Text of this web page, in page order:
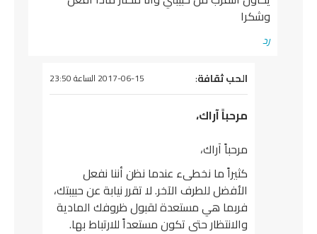
وشكرا
رد
يقول
الحب ثقافة: 2017-06-15 الساعة 23:50
مرحباً آراك،
مرحباً آراك،
كثيراً ما نخطىء عندما نظن أننا نفعل
الأفضل للطرف الآخر. لا تقرر نيابة عن حبيبتك،
فربما هي مستعدة لقبول ظروفك المادية
والانتظار حتى تكون مستعداً للارتباط بها.